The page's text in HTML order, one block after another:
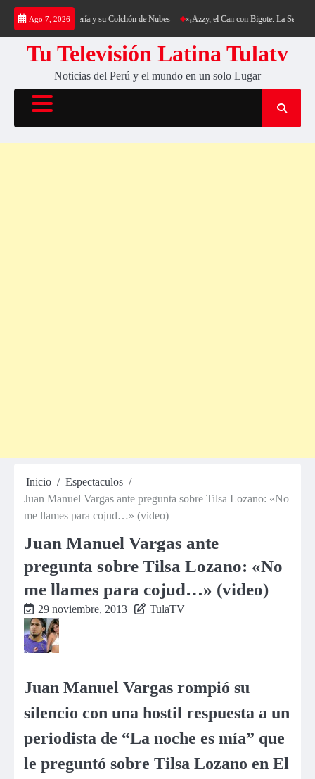
Saltar
contenido
Ago 7, 2026
al Cerro Cantería y su Colchón de Nubes «¡Azzy, el Can con Bigote: La Sensación
Tu Televisión Latina Tulatv
Noticias del Perú y el mundo en un solo Lugar
Inicio
Espectaculos
Juan Manuel Vargas ante pregunta sobre Tilsa Lozano: «No
me llames para cojud…» (video)
Juan Manuel Vargas ante
pregunta sobre Tilsa Lozano: «No
me llames para cojud…» (video)
29 noviembre, 2013 TulaTV
Juan Manuel Vargas rompió su
silencio con una hostil respuesta a un
periodista de “La noche es mía” que
le preguntó sobre Tilsa Lozano en El